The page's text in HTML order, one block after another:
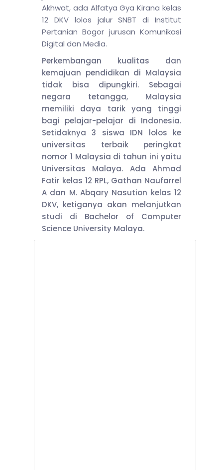
Akhwat, ada Alfatya Gya Kirana kelas
12 DKV lolos jalur SNBT di Institut
Pertanian Bogor jurusan Komunikasi
Digital dan Media.
Perkembangan kualitas dan
kemajuan pendidikan di Malaysia
tidak bisa dipungkiri. Sebagai
negara tetangga, Malaysia
memiliki daya tarik yang tinggi
bagi pelajar-pelajar di Indonesia.
Setidaknya 3 siswa IDN lolos ke
universitas terbaik peringkat
nomor 1 Malaysia di tahun ini yaitu
Universitas Malaya. Ada Ahmad
Fatir kelas 12 RPL, Gathan Naufarrel
A dan M. Abqary Nasution kelas 12
DKV, ketiganya akan melanjutkan
studi di Bachelor of Computer
Science University Malaya.